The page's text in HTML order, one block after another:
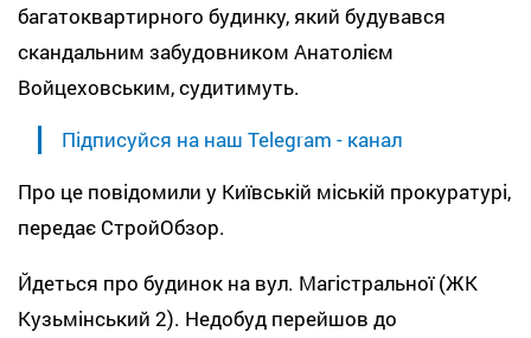
багатоквартирного будинку, який будувався
скандальним забудовником Анатолієм
Войцеховським, судитимуть.
Підписуйся на наш Telegram - канал
Про це повідомили у Київській міській прокуратурі,
передає СтройОбзор.
Йдеться про будинок на вул. Магістральної (ЖК
Кузьмінський 2). Недобуд перейшов до